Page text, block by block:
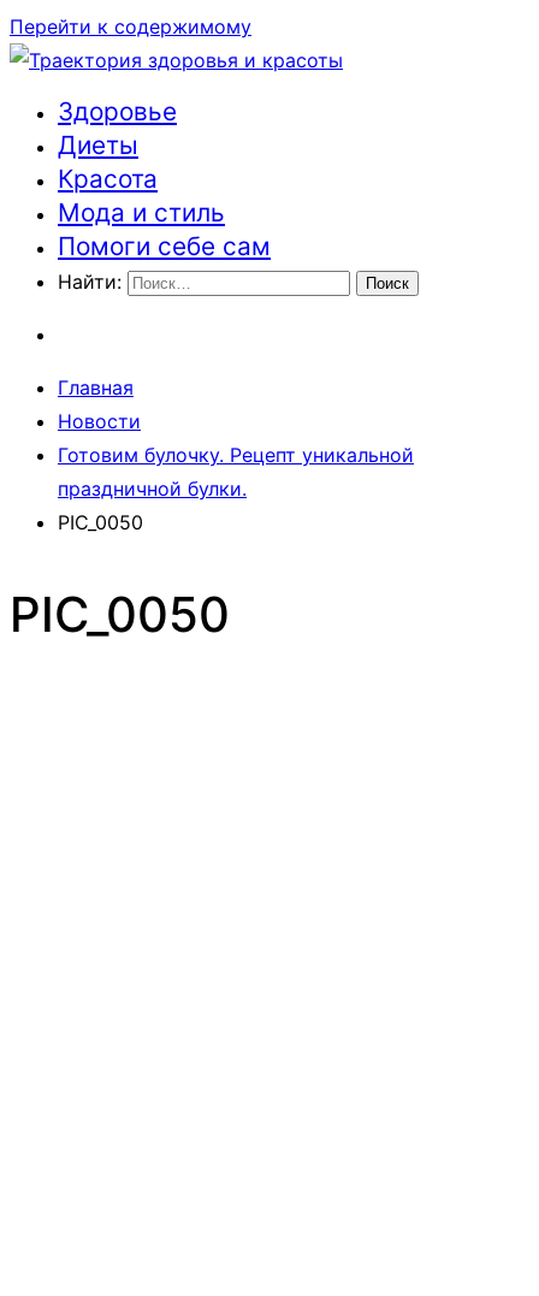
Перейти к содержимому
Траектория здоровья и красоты
Здоровье
Диеты
Красота
Мода и стиль
Помоги себе сам
Найти:
Главная
Новости
Готовим булочку. Рецепт уникальной
праздничной булки.
PIC_0050
PIC_0050